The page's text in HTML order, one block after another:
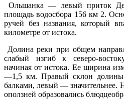
Ольшанка — левый приток
площадь водосбора 156 км 2.
ручей без названия, который
километре от истока.
Долина реки при общем
слабый изгиб к северо-
начиная от истока. Ее ширина
—1,5 км. Правый склон долины
балками, левый — значительнее.
оползней образовались